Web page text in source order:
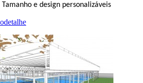
Tamanho e design personalizáveis
detalhe